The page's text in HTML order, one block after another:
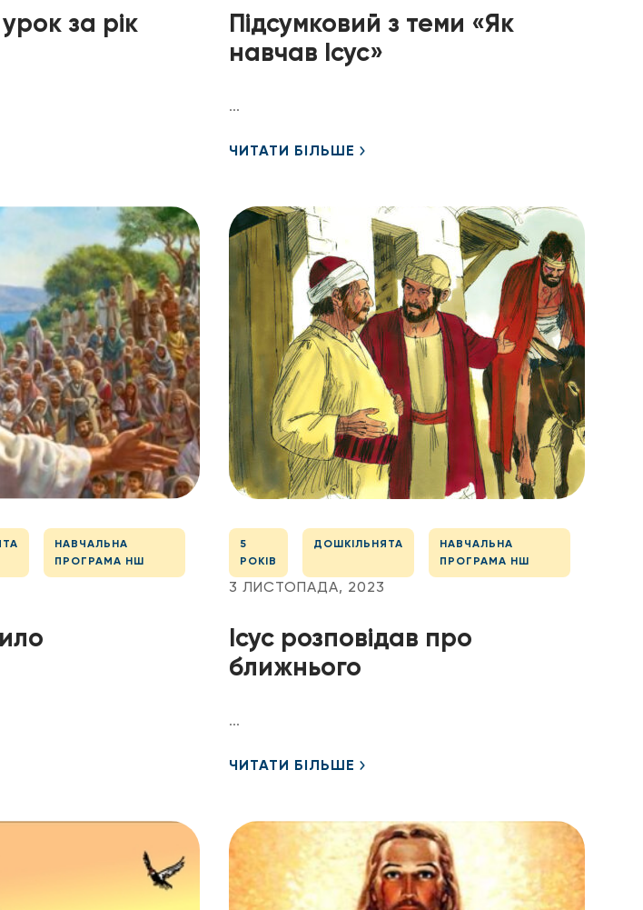
за рік
Підсумковий з теми «Як
навчав Ісус»
...
ЧИТАТИ БІЛЬШЕ
НАВЧАЛЬНА
ПРОГРАМА НШ
5
РОКІВ
ДОШКІЛЬНЯТА
НАВЧАЛЬНА
ПРОГРАМА НШ
3 ЛИСТОПАДА, 2023
Ісус розповідав про
ближнього
...
ЧИТАТИ БІЛЬШЕ